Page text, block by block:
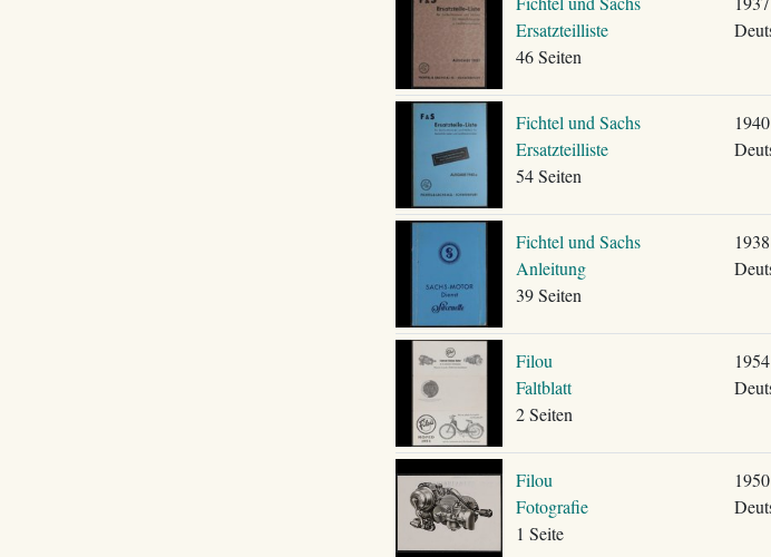
Ersatzteilliste
46 Seiten
Fichtel und Sachs
Ersatzteilliste
54 Seiten
1940
Fichtel und Sachs
Anleitung
39 Seiten
1938
Filou
Faltblatt
2 Seiten
1954
Filou
Fotografie
1 Seite